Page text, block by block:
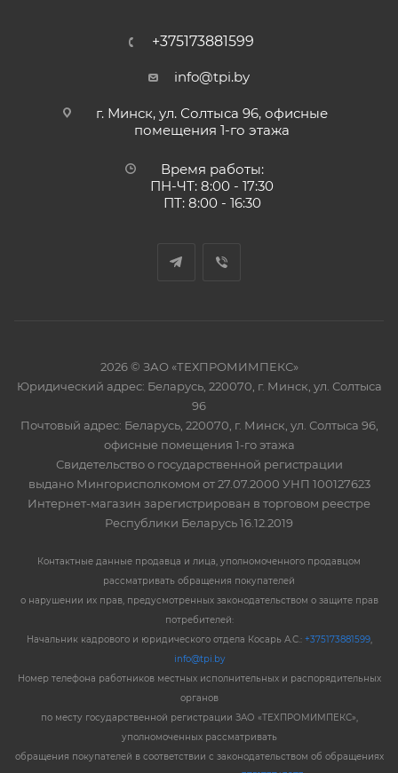
+375173881599
info@tpi.by
г. Минск, ул. Солтыса 96, офисные
помещения 1-го этажа
Время работы:
ПН-ЧТ: 8:00 - 17:30
ПТ: 8:00 - 16:30
2026 © ЗАО «ТЕХПРОМИМПЕКС»
Юридический адрес: Беларусь, 220070, г. Минск, ул. Солтыса
96
Почтовый адрес: Беларусь, 220070, г. Минск, ул. Солтыса 96,
офисные помещения 1-го этажа
Свидетельство о государственной регистрации
выдано Мингорисполкомом от 27.07.2000 УНП 100127623
Интернет-магазин зарегистрирован в торговом реестре
Республики Беларусь 16.12.2019
Контактные данные продавца и лица, уполномоченного продавцом
рассматривать обращения покупателей
о нарушении их прав, предусмотренных законодательством о защите прав
потребителей:
Начальник кадрового и юридического отдела Косарь А.С.: +375173881599,
info@tpi.by
Номер телефона работников местных исполнительных и распорядительных
органов
по месту государственной регистрации ЗАО «ТЕХПРОМИМПЕКС»,
уполномоченных рассматривать
обращения покупателей в соответствии с законодательством об обращениях